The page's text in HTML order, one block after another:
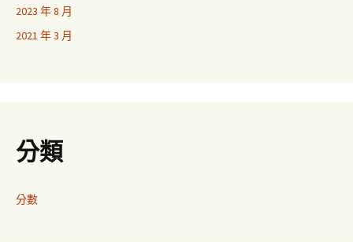
2023 年 8 月
2021 年 3 月
分類
分數